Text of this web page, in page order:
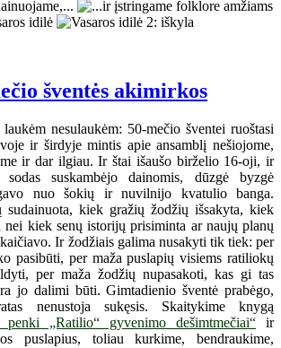
šventės akimirkos
nesulaukėm: 50-mečio šventei ruoštasi
ir širdyje mintis apie ansamblį nešiojome,
ir dar ilgiau. Ir štai išaušo birželio 16-oji, ir
suskambėjo dainomis, dūzgė byzgė
nuo šokių ir nuvilnijo kvatulio banga.
kiek gražių žodžių išsakyta, kiek
nei kiek senų istorijų prisiminta ar naujų planų
Ir žodžiais galima nusakyti tik tiek: per
pasibūti, per maža puslapių visiems ratiliokų
per maža žodžių nupasakoti, kas gi tas
jo dalimi būti. Gimtadienio šventė prabėgo,
nenustoja sukęsis. Skaitykime knygą
penki „Ratilio“ gyvenimo dešimtmečiai“ ir
puslapius, toliau kurkime, bendraukime,